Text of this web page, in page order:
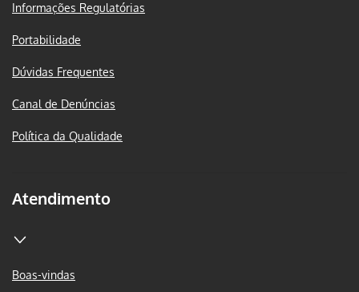
Informações Regulatórias
Portabilidade
Dúvidas Frequentes
Canal de Denúncias
Política da Qualidade
Atendimento
Boas-vindas